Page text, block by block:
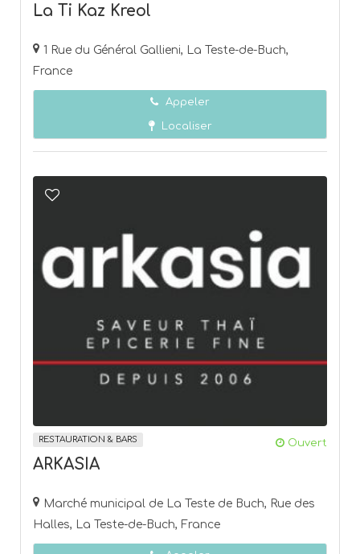
La Ti Kaz Kreol
1 Rue du Général Gallieni, La Teste-de-Buch,
France
Appeler
Localiser
RESTAURATION & BARS Ouvert
ARKASIA
Marché municipal de La Teste de Buch, Rue des
Halles, La Teste-de-Buch, France